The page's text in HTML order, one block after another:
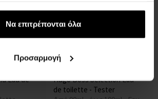
σχέση με την από μέρους σας χρήση
Να επιτρέπονται όλα
Προσαρμογή
Eau de
Hugo Boss Selection Eau
de toilette - Tester